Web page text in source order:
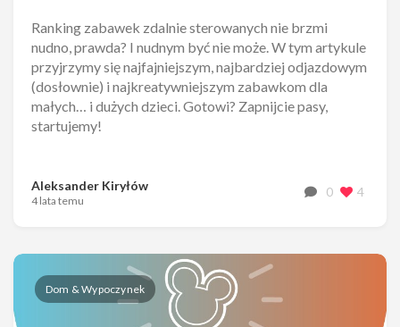
Ranking zabawek zdalnie sterowanych nie brzmi
nudno, prawda? I nudnym być nie może. W tym artykule
przyjrzymy się najfajniejszym, najbardziej odjazdowym
(dosłownie) i najkreatywniejszym zabawkom dla
małych… i dużych dzieci. Gotowi? Zapnijcie pasy,
startujemy!
Aleksander Kiryłów
4 lata temu
0 4
Dom & Wypoczynek